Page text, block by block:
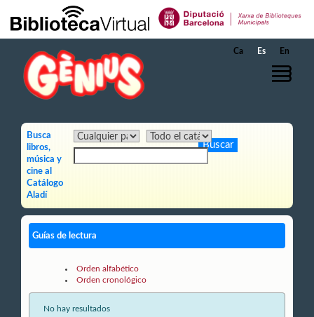
Saltar al contenido principal
Ca Es En
Busca
libros,
música y
cine al
Catálogo
Aladí
Guías de lectura
Orden alfabético
Orden cronológico
No hay resultados